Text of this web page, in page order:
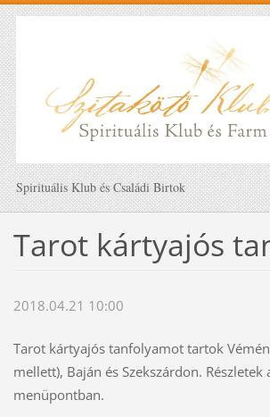
Spirituális Klub és Családi Birtok
Tarot kártyajós
2018.04.21 10:00
Tarot kártyajós tanfolyamot tartok
mellett), Baján és Szekszárdon. Részletek
menüpontban.